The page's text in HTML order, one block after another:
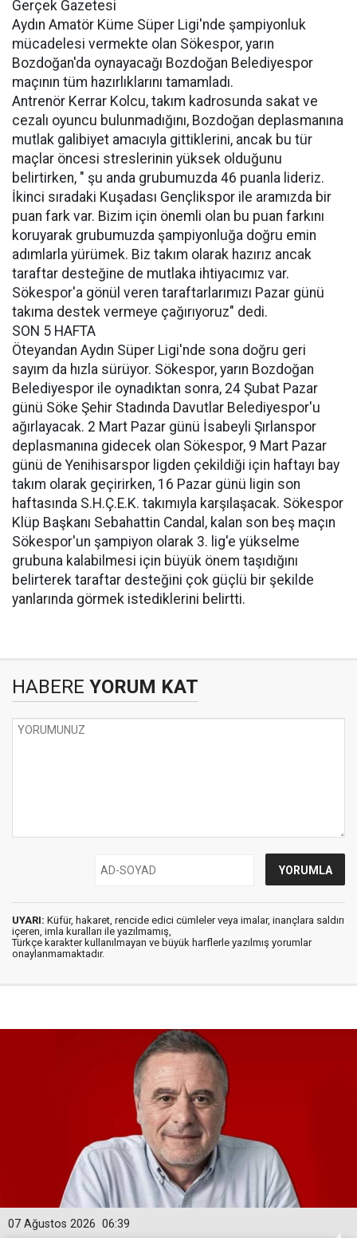
Gerçek Gazetesi
Aydın Amatör Küme Süper Ligi'nde şampiyonluk
mücadelesi vermekte olan Sökespor, yarın
Bozdoğan'da oynayacağı Bozdoğan Belediyespor
maçının tüm hazırlıklarını tamamladı.
Antrenör Kerrar Kolcu, takım kadrosunda sakat ve
cezalı oyuncu bulunmadığını, Bozdoğan deplasmanına
mutlak galibiyet amacıyla gittiklerini, ancak bu tür
maçlar öncesi streslerinin yüksek olduğunu
belirtirken, " şu anda grubumuzda 46 puanla lideriz.
İkinci sıradaki Kuşadası Gençlikspor ile aramızda bir
puan fark var. Bizim için önemli olan bu puan farkını
koruyarak grubumuzda şampiyonluğa doğru emin
adımlarla yürümek. Biz takım olarak hazırız ancak
taraftar desteğine de mutlaka ihtiyacımız var.
Sökespor'a gönül veren taraftarlarımızı Pazar günü
takıma destek vermeye çağırıyoruz" dedi.
SON 5 HAFTA
Öteyandan Aydın Süper Ligi'nde sona doğru geri
sayım da hızla sürüyor. Sökespor, yarın Bozdoğan
Belediyespor ile oynadıktan sonra, 24 Şubat Pazar
günü Söke Şehir Stadında Davutlar Belediyespor'u
ağırlayacak. 2 Mart Pazar günü İsabeyli Şırlanspor
deplasmanına gidecek olan Sökespor, 9 Mart Pazar
günü de Yenihisarspor ligden çekildiği için haftayı bay
takım olarak geçirirken, 16 Pazar günü ligin son
haftasında S.H.Ç.E.K. takımıyla karşılaşacak. Sökespor
Klüp Başkanı Sebahattin Candal, kalan son beş maçın
Sökespor'un şampiyon olarak 3. lig'e yükselme
grubuna kalabilmesi için büyük önem taşıdığını
belirterek taraftar desteğini çok güçlü bir şekilde
yanlarında görmek istediklerini belirtti.
HABERE YORUM KAT
UYARI: Küfür, hakaret, rencide edici cümleler veya imalar, inançlara saldırı
içeren, imla kuralları ile yazılmamış,
Türkçe karakter kullanılmayan ve büyük harflerle yazılmış yorumlar
onaylanmamaktadır.
06:39
07 Ağustos 2026